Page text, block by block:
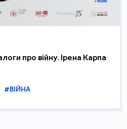
про війну. Ірена Карпа
#ВІЙНА